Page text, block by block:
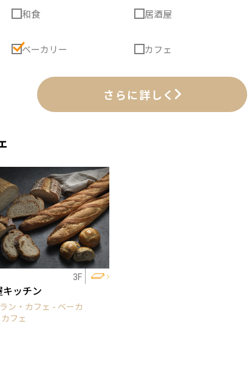
和食 居酒屋
ベーカリー カフェ
さらに詳しく
3F
ッチン
ン・カフェ - ベーカ
フェ